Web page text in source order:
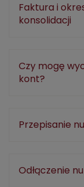
Faktura i
konsolidacji
Czy mogę
kont?
Przepisanie
Odłączenie